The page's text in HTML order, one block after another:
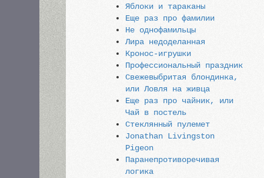
Яблоки и тараканы
Еще раз про фамилии
Не однофамильцы
Лира недоделанная
Кронос-игрушки
Профессиональный праздник
Свежевыбритая блондинка,
или Ловля на живца
Еще раз про чайник, или
Чай в постель
Стеклянный пулемет
Jonathan Livingston
Pigeon
Паранепротиворечивая
логика